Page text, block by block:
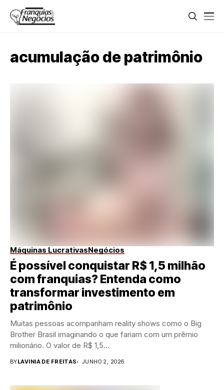
acumulação de patrimônio
Máquinas LucrativasNegócios
É possível conquistar R$ 1,5 milhão
com franquias? Entenda como
transformar investimento em
patrimônio
Muitas pessoas acompanham reality shows como o Big
Brother Brasil imaginando o que fariam com um prêmio
milionário. O valor de R$ 1,5...
BYLAVINIA DE FREITAS JUNHO 2, 2026